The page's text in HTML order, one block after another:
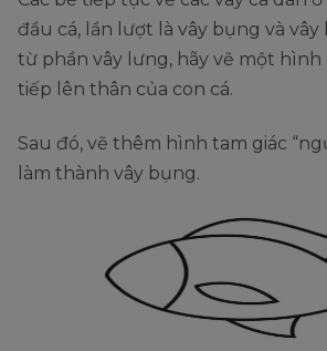
đầu cá, lần lượt là vây bụng và
từ phần vây lưng, hãy vẽ một hình
tiếp lên thân của con cá.
Sau đó, vẽ thêm hình tam giác
làm thành vây bụng.